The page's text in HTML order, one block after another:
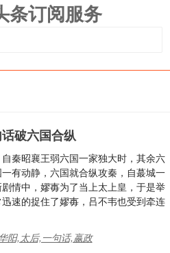
条订阅服务
破六国合纵
秦昭襄王弱六国一家独大时，其余六
有动静，六国就合纵攻秦，自蕞城一
情中，嫪毐为了当上太上皇，于是举
速的捉住了嫪毐，吕不韦也受到牵连
阳,太后,一句话,嬴政